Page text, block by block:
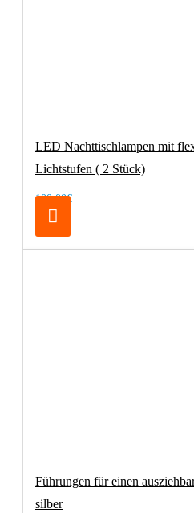
LED Nachttischlampen mit
Lichtstufen ( 2 Stück)
100,00€
Führungen für einen
silber